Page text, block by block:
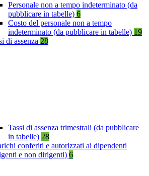
Personale non a tempo indeterminato (da
pubblicare in tabelle) 6
Costo del personale non a tempo
indeterminato (da pubblicare in tabelle) 19
di assenza 28
Tassi di assenza trimestrali (da pubblicare
in tabelle) 28
conferiti e autorizzati ai dipendenti
e non dirigenti) 6